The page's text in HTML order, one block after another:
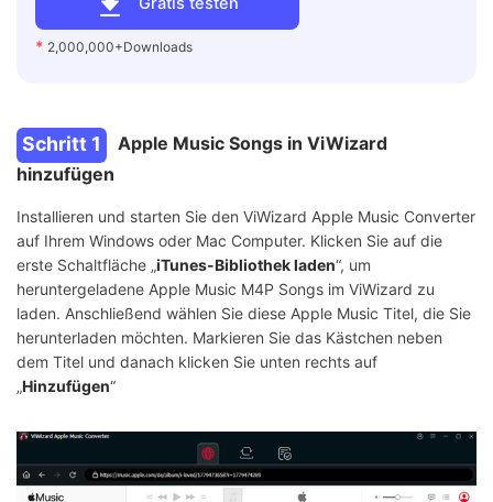
* 2,000,000+Downloads
Schritt 1
Apple Music Songs in ViWizard
hinzufügen
Installieren und starten Sie den ViWizard Apple Music Converter
auf Ihrem Windows oder Mac Computer. Klicken Sie auf die
erste Schaltfläche „iTunes-Bibliothek laden“, um
heruntergeladene Apple Music M4P Songs im ViWizard zu
laden. Anschließend wählen Sie diese Apple Music Titel, die Sie
herunterladen möchten. Markieren Sie das Kästchen neben
dem Titel und danach klicken Sie unten rechts auf
„Hinzufügen“